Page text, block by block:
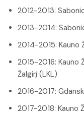
2012-2013:
2013-2014:
2014-2015: Kauno
2015-2016: Kauno
Žalgirį (LKL)
2016-2017:
2017-2018: Kauno